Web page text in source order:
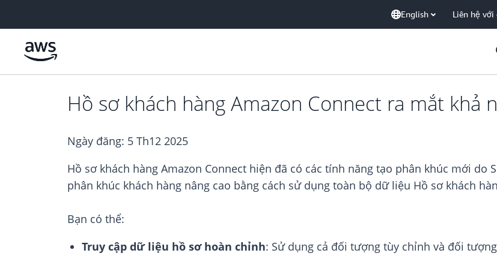
English Liên hệ với
Hồ sơ khách hàng Amazon Connect ra mắt khả
Ngày đăng: 5 Th12 2025
Hồ sơ khách hàng Amazon Connect hiện đã có các tính năng tạo phân khúc mới do
phân khúc khách hàng nâng cao bằng cách sử dụng toàn bộ dữ liệu Hồ sơ khách
Bạn có thể:
Truy cập dữ liệu hồ sơ hoàn chỉnh: Sử dụng cả đối tượng tùy chỉnh và đối